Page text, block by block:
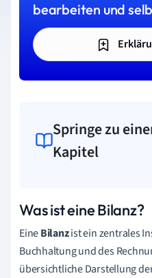
bearbeiten und
Springe zu
Kapitel
Was ist eine Bilanz?
EineBilanzist ein zentrales
Buchhaltung und des
übersichtliche Darstellung